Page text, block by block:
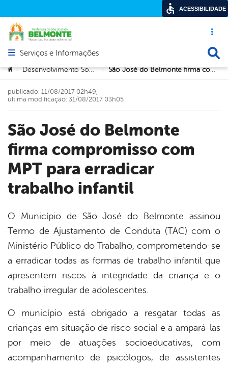
Acesso
Abrir menu principal de navegação
Serviços e Informações
Você está aqui:
> Desenvolvimento Social e Cidadania > São José do Belmonte firma compromisso com MPT para erradicar trabalho infantil
São José do Belmonte
firma compromisso com
MPT para erradicar
trabalho infantil
publicado: 11/08/2017 02h49,
última modificação: 31/08/2017 03h05
O Município de São José do Belmonte assinou
Termo de Ajustamento de Conduta (TAC) com o
Ministério Público do Trabalho, comprometendo-se
a erradicar todas as formas de trabalho infantil que
apresentem riscos à integridade da criança e o
trabalho irregular de adolescentes.
O município está obrigado a resgatar todas as
crianças em situação de risco social e a ampará-las
por meio de atuações socioeducativas, com
acompanhamento de psicólogos, de assistentes
ACESSIBILIDADE